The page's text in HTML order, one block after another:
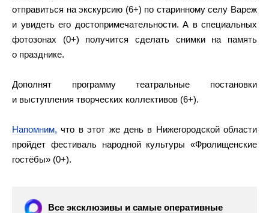
отправиться на экскурсию (6+) по старинному селу Вареж
и увидеть его достопримечательности. А в специальных
фотозонах (0+) получится сделать снимки на память
о празднике.
Дополнят программу театральные постановки
и выступления творческих коллективов (6+).
Напомним, что в этот же день в Нижегородской области
пройдет фестиваль народной культуры «Фролищенские
гостёбы» (0+).
Все эксклюзивы и самые оперативные